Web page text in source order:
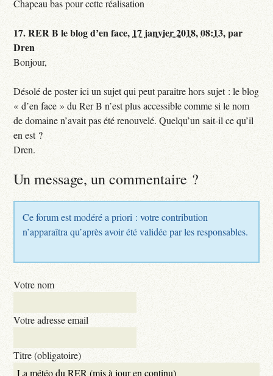
Chapeau bas pour cette réalisation
17.RER B le blog d’en face, 17 janvier 2018, 08:13,par
Dren
Bonjour,
Désolé de poster ici un sujet qui peut paraitre hors sujet : le blog
« d’en face » du Rer B n’est plus accessible comme si le nom
de domaine n’avait pas été renouvelé. Quelqu’un sait-il ce qu’il
en est ?
Dren.
Un message, un commentaire ?
Ce forum est modéré a priori : votre contribution
n’apparaîtra qu’après avoir été validée par les responsables.
Votre nom
Votre adresse email
Titre (obligatoire)